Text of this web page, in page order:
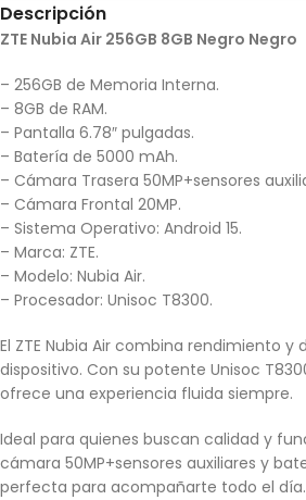
Descripción
ZTE Nubia Air 256GB 8GB Negro Negro
– 256GB de Memoria Interna.
– 8GB de RAM.
– Pantalla 6.78″ pulgadas.
– Batería de 5000 mAh.
– Cámara Trasera 50MP+sensores
– Cámara Frontal 20MP.
– Sistema Operativo: Android 15.
– Marca: ZTE.
– Modelo: Nubia Air.
– Procesador: Unisoc T8300.
El ZTE Nubia Air combina rendimiento y
dispositivo. Con su potente Unisoc
ofrece una experiencia fluida siempre.
Ideal para quienes buscan calidad y
cámara 50MP+sensores auxiliares y
perfecta para acompañarte todo el día.